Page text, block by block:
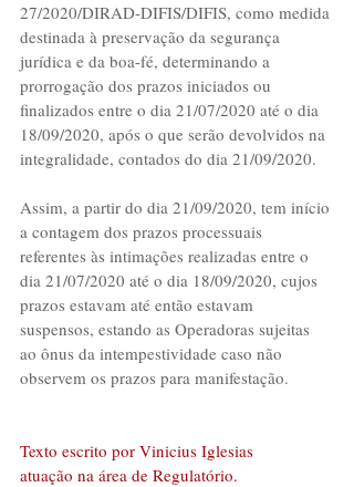
27/2020/DIRAD-DIFIS/DIFIS, como medida
destinada à preservação da segurança
jurídica e da boa-fé, determinando a
prorrogação dos prazos iniciados ou
finalizados entre o dia 21/07/2020 até o dia
18/09/2020, após o que serão devolvidos na
integralidade, contados do dia 21/09/2020.
Assim, a partir do dia 21/09/2020, tem início
a contagem dos prazos processuais
referentes às intimações realizadas entre o
dia 21/07/2020 até o dia 18/09/2020, cujos
prazos estavam até então estavam
suspensos, estando as Operadoras sujeitas
ao ônus da intempestividade caso não
observem os prazos para manifestação.
Texto escrito por Vinicius Iglesias
atuação na área de Regulatório.